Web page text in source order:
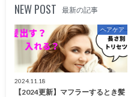
NEW POST 最新の記事
ヘアケア
2024.11.18
【2024更新】マフラーするとき髪